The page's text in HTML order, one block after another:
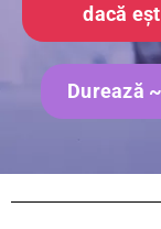
dacă
Durează